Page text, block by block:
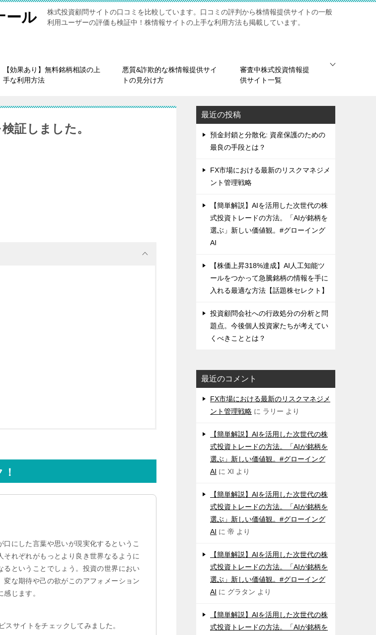
ール
株式投資顧問サイトの口コミを比較しています。口コミの評判から株情報提供サイトの一般
利用ユーザーの評価も検証中！株情報サイトの上手な利用方法も掲載しています。
【効果あり】無料銘柄相談の上
手な利用方法
悪質&詐欺的な株情報提供サイ
トの見分け方
審査中株式投資情報提
供サイト一覧
証しました。
にした言葉や思いが現実化するというこ
れぞれがもっとより良き世界なるように
ということでしょう。投資の世界におい
な期待や己の欲がこのアフォメーション
じます。
スサイトをチェックしてみました。
最近の投稿
預金封鎖と分散化: 資産保護のための
最良の手段とは？
FX市場における最新のリスクマネジメ
ント管理戦略
【簡単解説】AIを活用した次世代の株
式投資トレードの方法。「AIが銘柄を
選ぶ」新しい価値観。#グローイング
AI
【株価上昇318%達成】AI人工知能ツ
ールをつかって急騰銘柄の情報を手に
入れる最適な方法【話題株セレクト】
投資顧問会社への行政処分の分析と問
題点。今後個人投資家たちが考えてい
くべきこととは？
最近のコメント
FX市場における最新のリスクマネジメ
ント管理戦略 に ラリー より
【簡単解説】AIを活用した次世代の株
式投資トレードの方法。「AIが銘柄を
選ぶ」新しい価値観。#グローイング
AI に XI より
【簡単解説】AIを活用した次世代の株
式投資トレードの方法。「AIが銘柄を
選ぶ」新しい価値観。#グローイング
AI に 帝 より
【簡単解説】AIを活用した次世代の株
式投資トレードの方法。「AIが銘柄を
選ぶ」新しい価値観。#グローイング
AI に グラタン より
【簡単解説】AIを活用した次世代の株
式投資トレードの方法。「AIが銘柄を